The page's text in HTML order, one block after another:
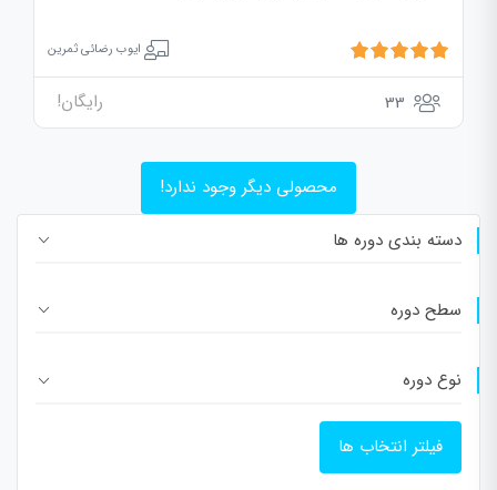
ایوب رضائی ثمرین
33 رایگان!
محصولی دیگر وجود ندارد!
دسته بندی دوره ها
سطح دوره
نوع دوره
فیلتر انتخاب ها